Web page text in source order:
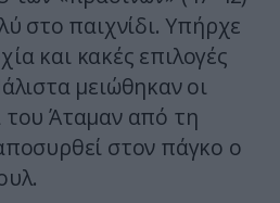
στο παιχνίδι. Υπήρχε
και κακές επιλογές
μειώθηκαν οι
του Άταμαν από τη
στον πάγκο ο